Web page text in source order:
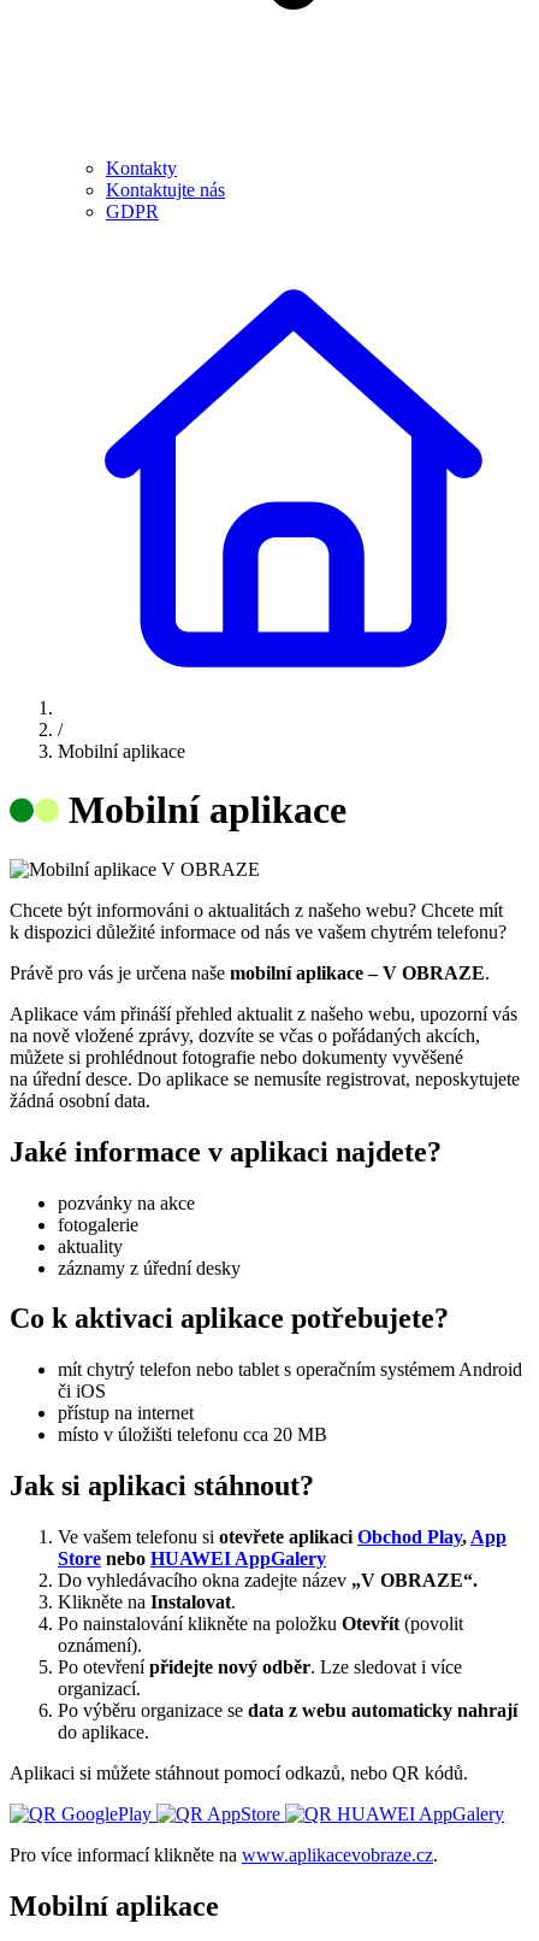
Kontakty
Kontaktujte nás
GDPR
/
Mobilní aplikace
Mobilní aplikace
Chcete být informováni o aktualitách z našeho webu? Chcete mít
k dispozici důležité informace od nás ve vašem chytrém telefonu?
Právě pro vás je určena naše mobilní aplikace – V OBRAZE.
Aplikace vám přináší přehled aktualit z našeho webu, upozorní vás
na nově vložené zprávy, dozvíte se včas o pořádaných akcích,
můžete si prohlédnout fotografie nebo dokumenty vyvěšené
na úřední desce. Do aplikace se nemusíte registrovat, neposkytujete
žádná osobní data.
Jaké informace v aplikaci najdete?
pozvánky na akce
fotogalerie
aktuality
záznamy z úřední desky
Co k aktivaci aplikace potřebujete?
mít chytrý telefon nebo tablet s operačním systémem Android
či iOS
přístup na internet
místo v úložišti telefonu cca 20 MB
Jak si aplikaci stáhnout?
Ve vašem telefonu si otevřete aplikaci Obchod Play, App
Store nebo HUAWEI AppGalery
Do vyhledávacího okna zadejte název „V OBRAZE“.
Klikněte na Instalovat.
Po nainstalování klikněte na položku Otevřít (povolit
oznámení).
Po otevřenípřidejte nový odběr. Lze sledovat i více
organizací.
Po výběru organizace se data z webu automaticky nahrají
do aplikace.
Aplikaci si můžete stáhnout pomocí odkazů, nebo QR kódů.
Pro více informací klikněte na www.aplikacevobraze.cz.
Mobilní aplikace